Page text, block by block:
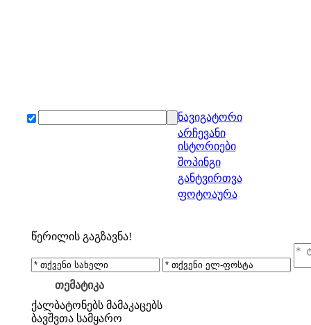
ნავიგატორი
არჩევანი
ისტორიები
შოპინგი
განტვირთვა
ფოტოაურა
წერილის გაგზავნა!
თემატიკა
ქალბატონებს მამაკაცებს
ბავშვთა სამყარო